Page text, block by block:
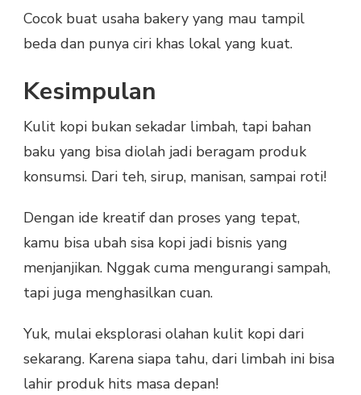
Cocok buat usaha bakery yang mau tampil
beda dan punya ciri khas lokal yang kuat.
Kesimpulan
Kulit kopi bukan sekadar limbah, tapi bahan
baku yang bisa diolah jadi beragam produk
konsumsi. Dari teh, sirup, manisan, sampai roti!
Dengan ide kreatif dan proses yang tepat,
kamu bisa ubah sisa kopi jadi bisnis yang
menjanjikan. Nggak cuma mengurangi sampah,
tapi juga menghasilkan cuan.
Yuk, mulai eksplorasi olahan kulit kopi dari
sekarang. Karena siapa tahu, dari limbah ini bisa
lahir produk hits masa depan!